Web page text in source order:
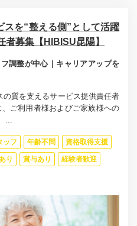
を“整える側”として活躍
者募集【HIBISU昆陽】
調整が中心｜キャリアアップを
の質を支えるサービス提供責任者
ご利用者様およびご家族様への
...
ッフ 年齢不問 資格取得支援
り 賞与あり 経験者歓迎